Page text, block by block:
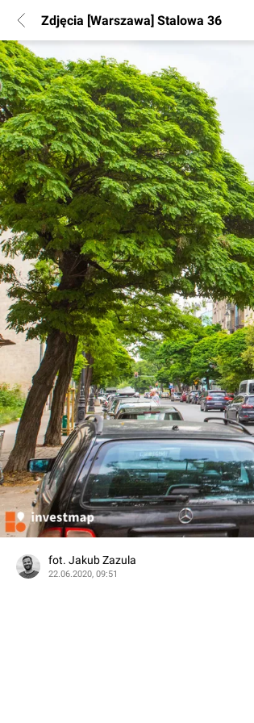
POPULARNE REGIONY
Warszawa
Poznań
Gdańsk
INFORMACJE
Regulamin
Marketing nieruchomości
Zdjęcia [Warszawa] Stalowa 36
fot. Jakub Zazula
22.06.2020, 09:51